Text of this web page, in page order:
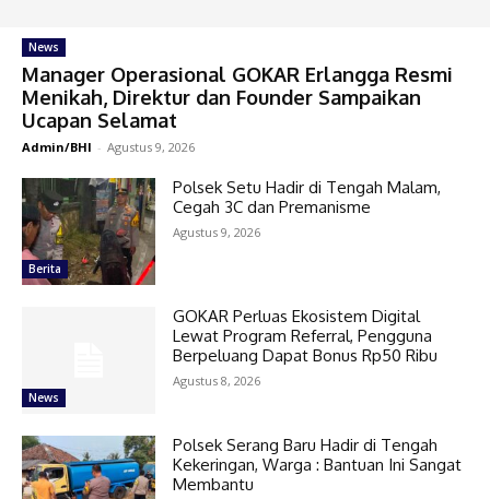
News
Manager Operasional GOKAR Erlangga Resmi
Menikah, Direktur dan Founder Sampaikan
Ucapan Selamat
Admin/BHI - Agustus 9, 2026
Berita
Polsek Setu Hadir di Tengah Malam,
Cegah 3C dan Premanisme
Agustus 9, 2026
News
GOKAR Perluas Ekosistem Digital
Lewat Program Referral, Pengguna
Berpeluang Dapat Bonus Rp50 Ribu
Agustus 8, 2026
Polsek Serang Baru Hadir di Tengah
Kekeringan, Warga : Bantuan Ini Sangat
Membantu